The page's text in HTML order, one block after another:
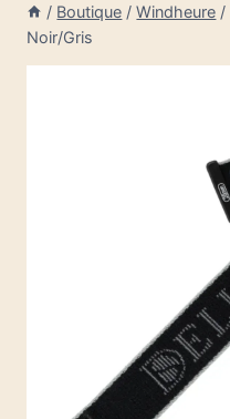
/ Boutique / Windheure /
Noir/Gris